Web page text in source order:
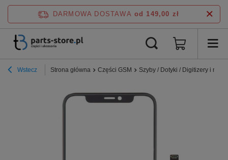
DARMOWA DOSTAWA od 149,00 zł
Wstecz Strona główna Części GSM Szyby / Dotyki / Digitizery i ramki